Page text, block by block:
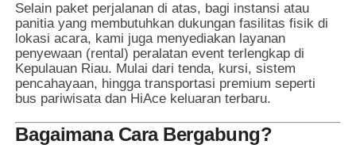
Selain paket perjalanan di atas, bagi instansi atau
panitia yang membutuhkan dukungan fasilitas fisik di
lokasi acara, kami juga menyediakan layanan
penyewaan (rental) peralatan event terlengkap di
Kepulauan Riau. Mulai dari tenda, kursi, sistem
pencahayaan, hingga transportasi premium seperti
bus pariwisata dan HiAce keluaran terbaru.
Bagaimana Cara Bergabung?